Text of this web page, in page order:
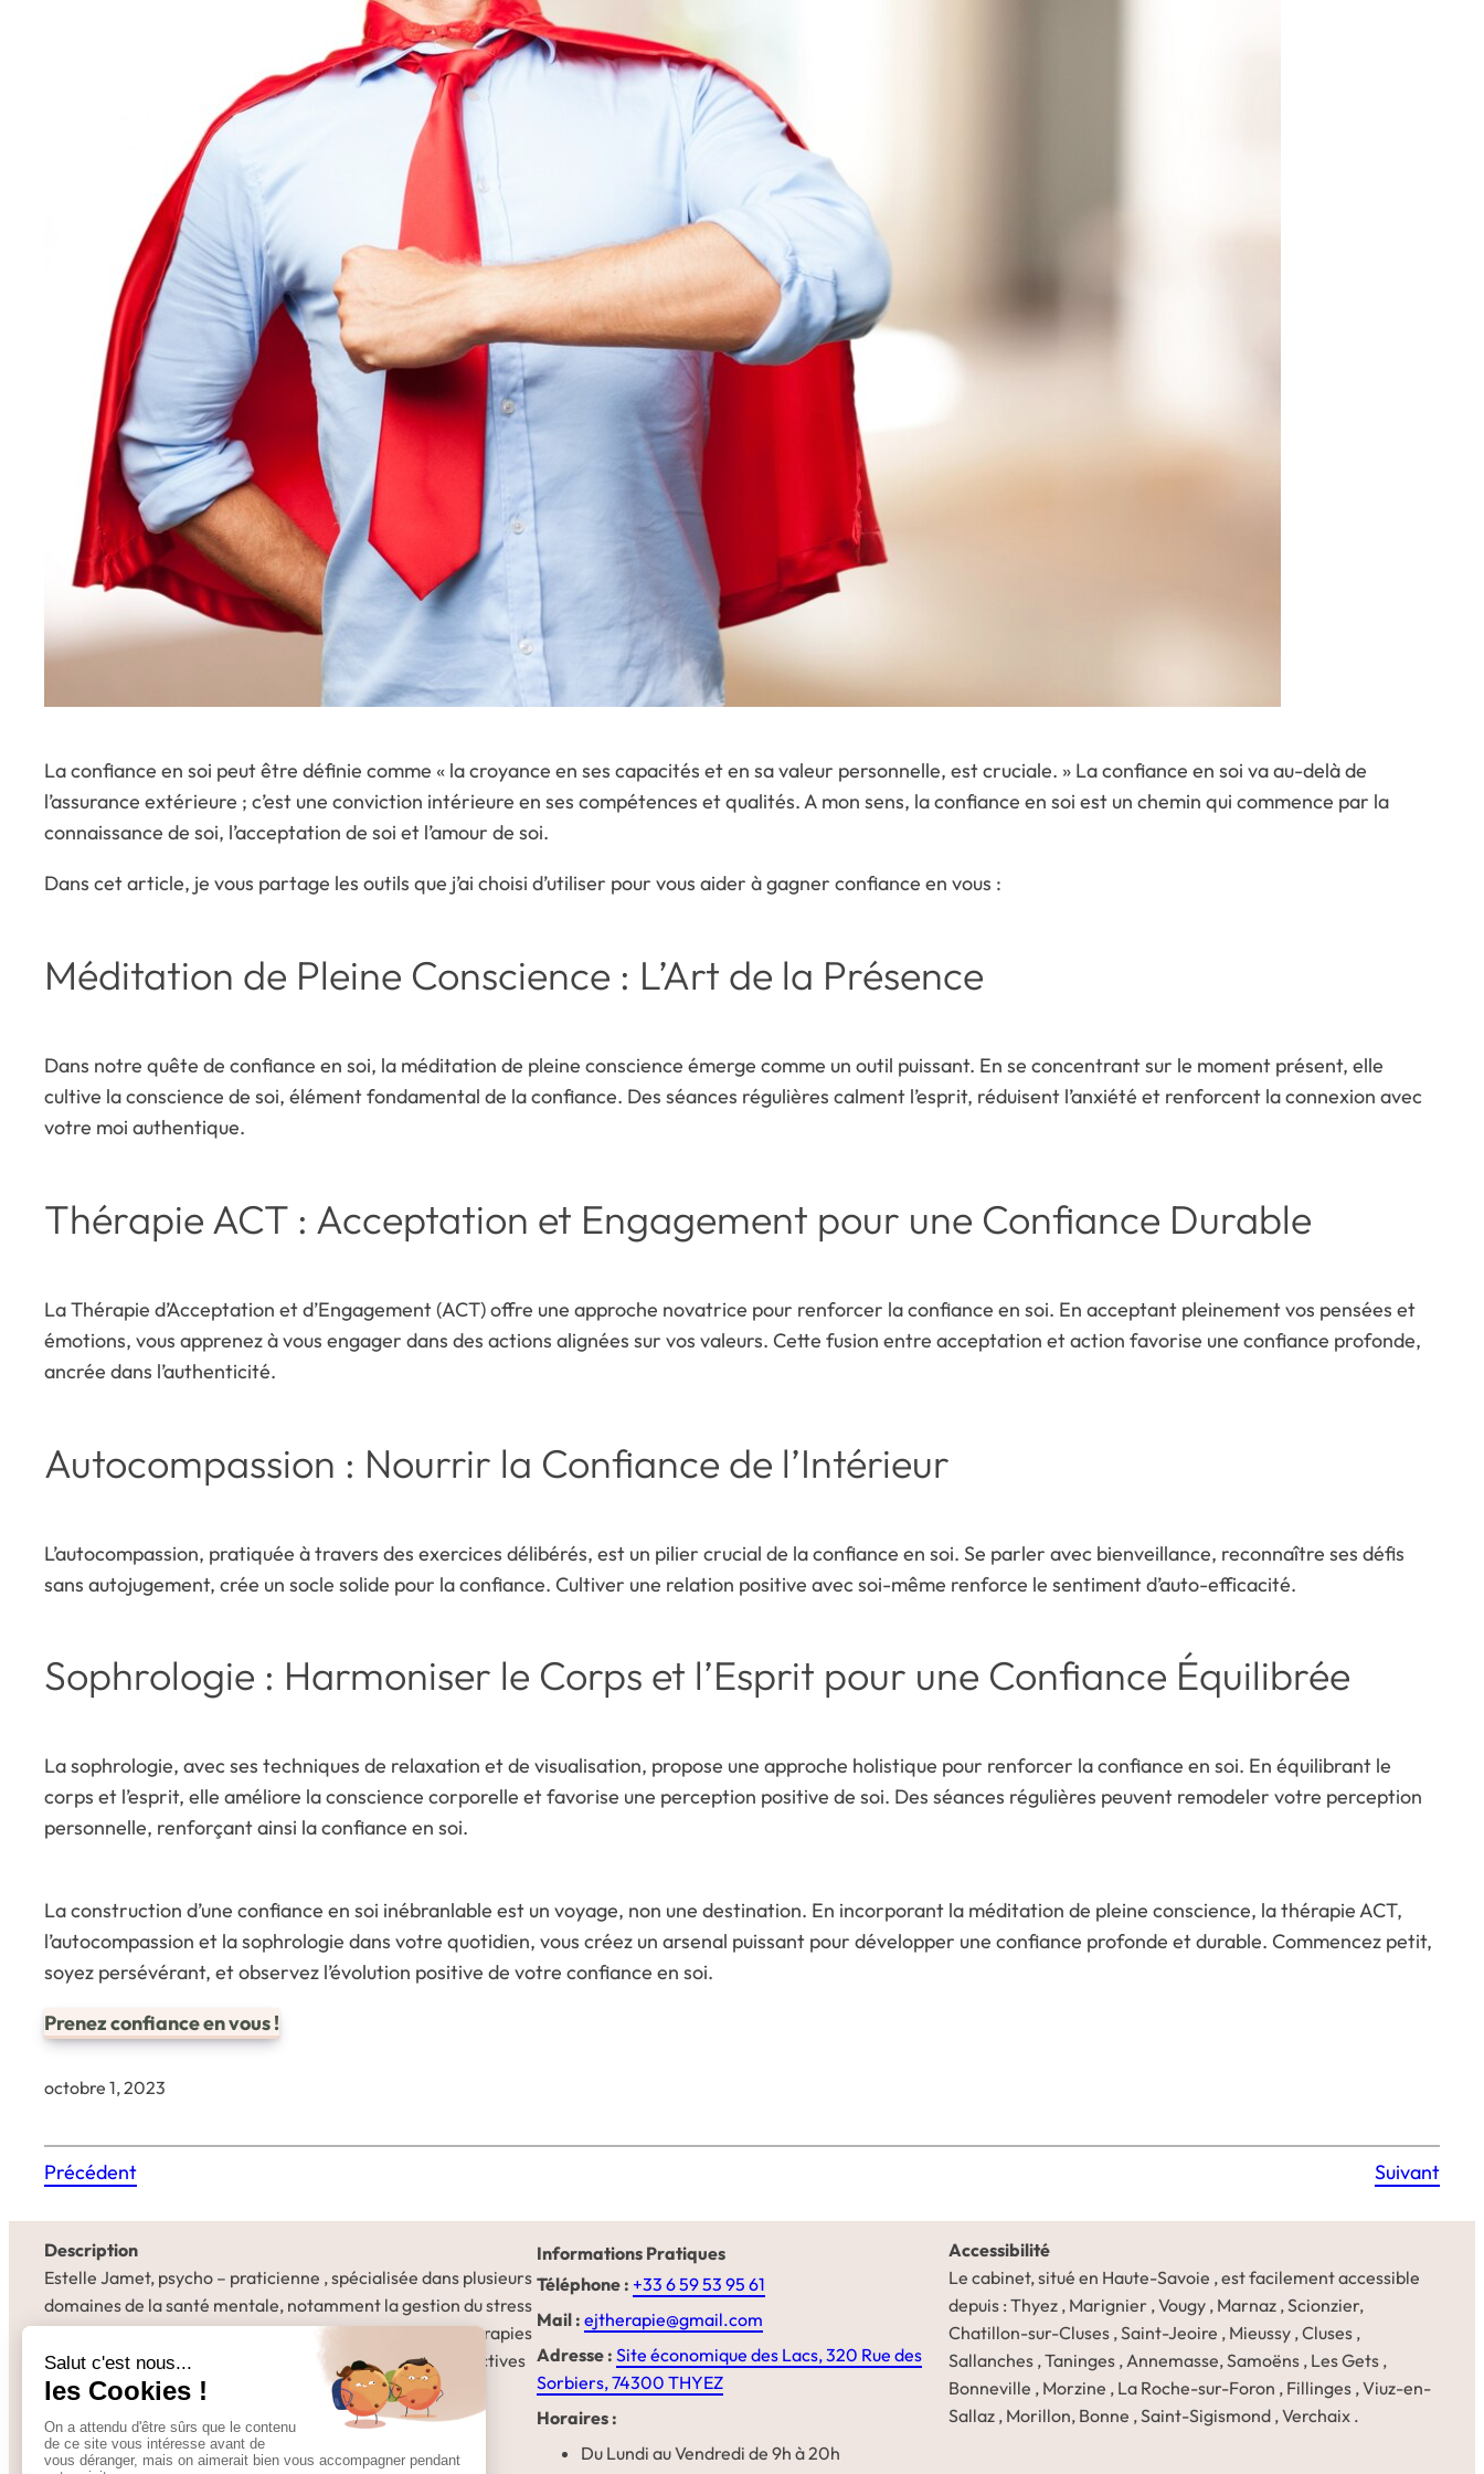
La confiance en soi peut être définie comme « la croyance en ses capacités et en sa valeur personnelle, est cruciale. » La confiance en soi va au-delà de
l’assurance extérieure ; c’est une conviction intérieure en ses compétences et qualités. A mon sens, la confiance en soi est un chemin qui commence par la
connaissance de soi, l’acceptation de soi et l’amour de soi.
Dans cet article, je vous partage les outils que j’ai choisi d’utiliser pour vous aider à gagner confiance en vous :
Méditation de Pleine Conscience : L’Art de la Présence
Dans notre quête de confiance en soi, la méditation de pleine conscience émerge comme un outil puissant. En se concentrant sur le moment présent, elle
cultive la conscience de soi, élément fondamental de la confiance. Des séances régulières calment l’esprit, réduisent l’anxiété et renforcent la connexion avec
votre moi authentique.
Thérapie ACT : Acceptation et Engagement pour une Confiance Durable
La Thérapie d’Acceptation et d’Engagement (ACT) offre une approche novatrice pour renforcer la confiance en soi. En acceptant pleinement vos pensées et
émotions, vous apprenez à vous engager dans des actions alignées sur vos valeurs. Cette fusion entre acceptation et action favorise une confiance profonde,
ancrée dans l’authenticité.
Autocompassion : Nourrir la Confiance de l’Intérieur
L’autocompassion, pratiquée à travers des exercices délibérés, est un pilier crucial de la confiance en soi. Se parler avec bienveillance, reconnaître ses défis
sans autojugement, crée un socle solide pour la confiance. Cultiver une relation positive avec soi-même renforce le sentiment d’auto-efficacité.
Sophrologie : Harmoniser le Corps et l’Esprit pour une Confiance Équilibrée
La sophrologie, avec ses techniques de relaxation et de visualisation, propose une approche holistique pour renforcer la confiance en soi. En équilibrant le
corps et l’esprit, elle améliore la conscience corporelle et favorise une perception positive de soi. Des séances régulières peuvent remodeler votre perception
personnelle, renforçant ainsi la confiance en soi.
La construction d’une confiance en soi inébranlable est un voyage, non une destination. En incorporant la méditation de pleine conscience, la thérapie ACT,
l’autocompassion et la sophrologie dans votre quotidien, vous créez un arsenal puissant pour développer une confiance profonde et durable. Commencez petit,
soyez persévérant, et observez l’évolution positive de votre confiance en soi.
Prenez confiance en vous !
octobre 1, 2023
Précédent Suivant
Description
Estelle Jamet, psycho – praticienne , spécialisée dans plusieurs
domaines de la santé mentale, notamment la gestion du stress
et des émotions. Suivis individuels en Sophrologie et Thérapies
comportementales et cognitives (TCC) ou séances collectives
de Méditation de pleine conscience.
Informations Pratiques
Téléphone : ‭+33 6 59 53 95 61‬
Mail : ejtherapie@gmail.com
Adresse : Site économique des Lacs,320 Rue des
Sorbiers, 74300 THYEZ
Horaires :
Du Lundi au Vendredi de 9h à 20h
Accessibilité
Le cabinet, situé en Haute-Savoie , est facilement accessible
depuis : Thyez , Marignier , Vougy , Marnaz , Scionzier,
Chatillon-sur-Cluses , Saint-Jeoire , Mieussy , Cluses ,
Sallanches , Taninges , Annemasse, Samoëns , Les Gets ,
Bonneville , Morzine , La Roche-sur-Foron , Fillinges , Viuz-en-
Sallaz , Morillon, Bonne , Saint-Sigismond , Verchaix .